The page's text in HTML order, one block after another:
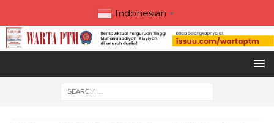
Indonesian ▼